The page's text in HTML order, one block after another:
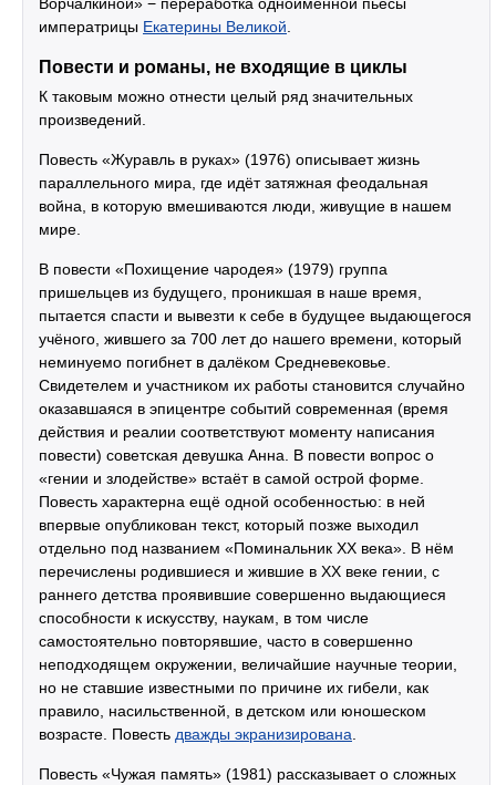
Ворчалкиной» − переработка одноимённой пьесы
императрицы Екатерины Великой.
Повести и романы, не входящие в циклы
К таковым можно отнести целый ряд значительных
произведений.
Повесть «Журавль в руках» (1976) описывает жизнь
параллельного мира, где идёт затяжная феодальная
война, в которую вмешиваются люди, живущие в нашем
мире.
В повести «Похищение чародея» (1979) группа
пришельцев из будущего, проникшая в наше время,
пытается спасти и вывезти к себе в будущее выдающегося
учёного, жившего за 700 лет до нашего времени, который
неминуемо погибнет в далёком Средневековье.
Свидетелем и участником их работы становится случайно
оказавшаяся в эпицентре событий современная (время
действия и реалии соответствуют моменту написания
повести) советская девушка Анна. В повести вопрос о
«гении и злодействе» встаёт в самой острой форме.
Повесть характерна ещё одной особенностью: в ней
впервые опубликован текст, который позже выходил
отдельно под названием «Поминальник XX века». В нём
перечислены родившиеся и жившие в XX веке гении, с
раннего детства проявившие совершенно выдающиеся
способности к искусству, наукам, в том числе
самостоятельно повторявшие, часто в совершенно
неподходящем окружении, величайшие научные теории,
но не ставшие известными по причине их гибели, как
правило, насильственной, в детском или юношеском
возрасте. Повесть дважды экранизирована.
Повесть «Чужая память» (1981) рассказывает о сложных